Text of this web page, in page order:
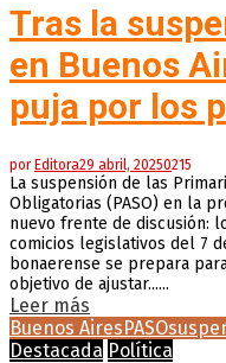
Tras la
en Buenos
puja por los
porEditora29 abril, 20250215
La suspensión de las
Obligatorias (PASO) en la
nuevo frente de discusión:
comicios legislativos del 7
bonaerense se prepara
objetivo de ajustar......
Leer más
Buenos AiresPASO
Destacada Política